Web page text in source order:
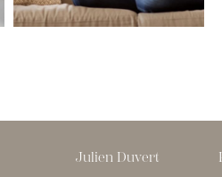
Julien Duvert